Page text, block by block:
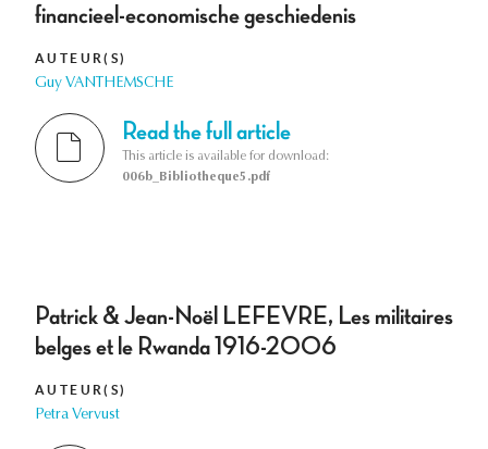
financieel-economische geschiedenis
AUTEUR(S)
Guy VANTHEMSCHE
Read the full article
This article is available for download:
006b_Bibliotheque5.pdf
Patrick & Jean-Noël LEFEVRE, Les militaires
belges et le Rwanda 1916-2006
AUTEUR(S)
Petra Vervust